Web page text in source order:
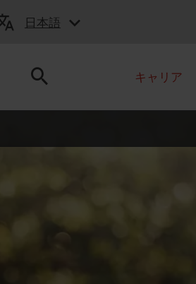
日本語
キャリア